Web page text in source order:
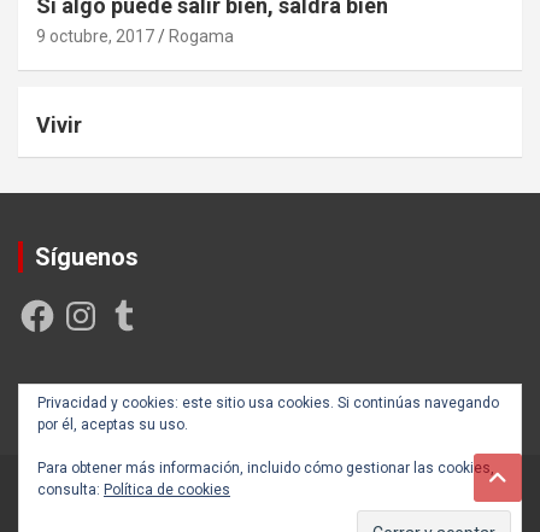
Si algo puede salir bien, saldrá bien
9 octubre, 2017 Rogama
Vivir
Síguenos
FacebookInstagramTumblr
Privacidad y cookies: este sitio usa cookies. Si continúas navegando
por él, aceptas su uso.
Para obtener más información, incluido cómo gestionar las cookies,
consulta: Política de cookies
Creada y posicionada por Rogama Informática